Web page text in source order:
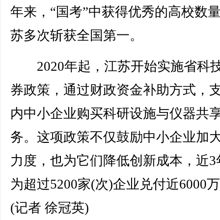
年来，“国考”中获得优秀的高校数
苏多次斩获全国第一。
2020年起，江苏开始实施省科
券政策，通过财政资金补助方式，
内中小企业购买科研设施与仪器共
务。这项政策不仅鼓励中小企业加
力度，也为它们降低创新成本，近3
为超过5200家(次)企业兑付近6000
(记者 徐冠英)